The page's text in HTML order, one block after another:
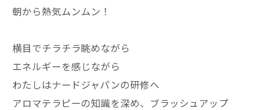
朝から熱気ムンムン！
横目でチラチラ眺めながら
エネルギーを感じながら
わたしはナードジャパンの研修へ
アロマテラピーの知識を深め、ブラッシュアップ